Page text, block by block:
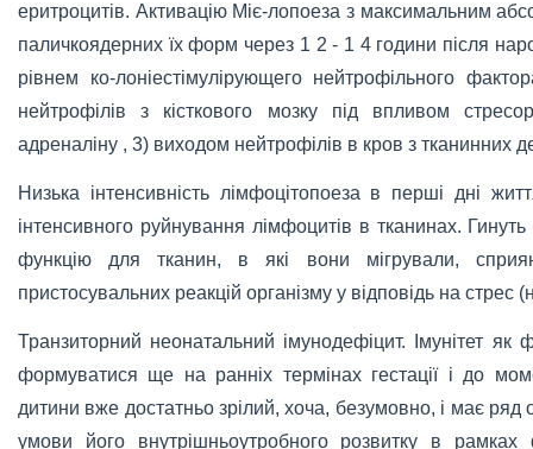
еритроцитів. Активацію Міє-лопоеза з максимальним
паличкоядерних їх форм через 1 2 - 1 4 години після
рівнем ко-лоніестімулірующего нейтрофільного
нейтрофілів з кісткового мозку під впливом
адреналіну , 3) виходом нейтрофілів в кров з тканинних
Низька інтенсивність лімфоцітопоеза в перші дні
інтенсивного руйнування лімфоцитів в тканинах.
функцію для тканин, в які вони мігрували,
пристосувальних реакцій організму у відповідь на стрес
Транзиторний неонатальний імунодефіцит. Імунітет як
формуватися ще на ранніх термінах гестації і до
дитини вже достатньо зрілий, хоча, безумовно, і має
умови його внутрішньоутробного розвитку в рамках